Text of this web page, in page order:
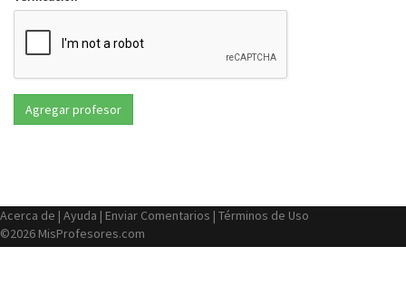
Acerca de | Ayuda | Enviar Comentarios | Términos de Uso
©2026 MisProfesores.com